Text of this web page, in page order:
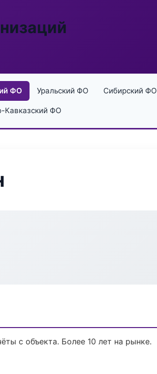
ФО Уральский ФО Сибирский ФО
Кавказский ФО
с объекта. Более 10 лет на рынке.